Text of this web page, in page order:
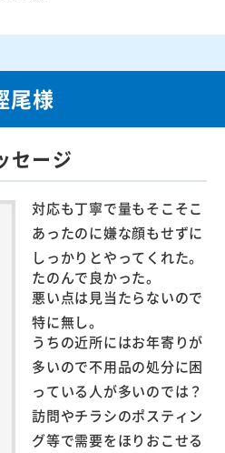
尾様
セージ
対応も丁寧で量もそこそこ
あったのに嫌な顔もせずに
しっかりとやってくれた。
たのんで良かった。
悪い点は見当たらないので
特に無し。
うちの近所にはお年寄りが
多いので不用品の処分に困
っている人が多いのでは？
訪問やチラシのポスティン
グ等で需要をほりおこせる